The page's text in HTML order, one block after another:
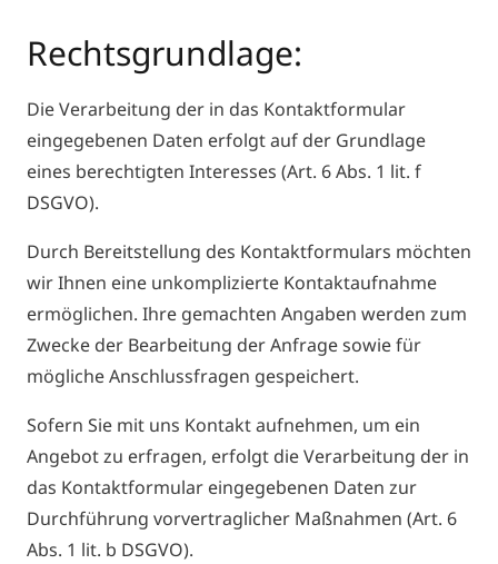
Rechtsgrundlage:
Die Verarbeitung der in das Kontaktformular
eingegebenen Daten erfolgt auf der Grundlage
eines berechtigten Interesses (Art. 6 Abs. 1 lit. f
DSGVO).
Durch Bereitstellung des Kontaktformulars möchten
wir Ihnen eine unkomplizierte Kontaktaufnahme
ermöglichen. Ihre gemachten Angaben werden zum
Zwecke der Bearbeitung der Anfrage sowie für
mögliche Anschlussfragen gespeichert.
Sofern Sie mit uns Kontakt aufnehmen, um ein
Angebot zu erfragen, erfolgt die Verarbeitung der in
das Kontaktformular eingegebenen Daten zur
Durchführung vorvertraglicher Maßnahmen (Art. 6
Abs. 1 lit. b DSGVO).